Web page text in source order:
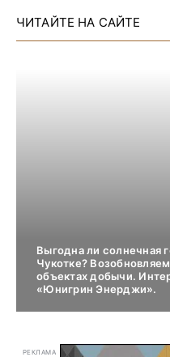
ЧИТАЙТЕ НА САЙТЕ
Выгодна ли солнечная
Чукотке?
объектах добычи.
«Юнигрин Энерджи».
РЕКЛАМА